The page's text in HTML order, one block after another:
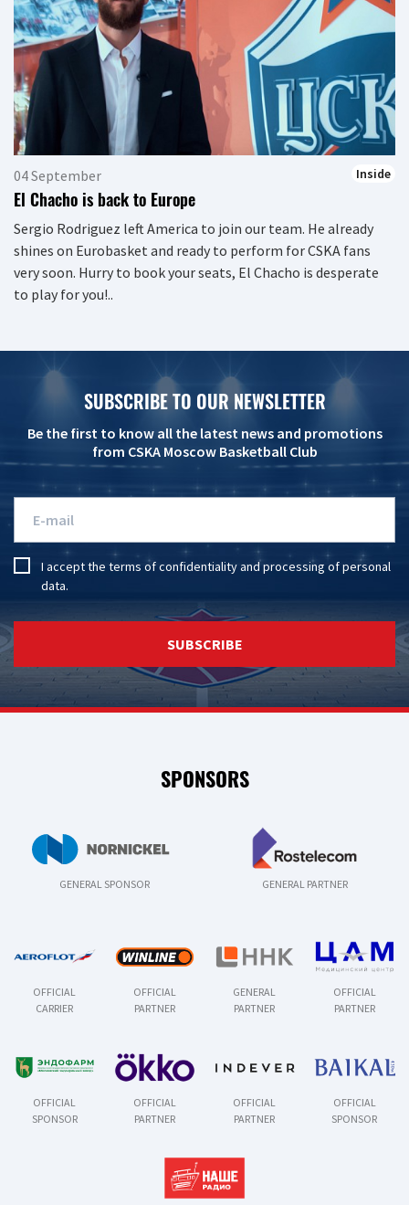
04 September Inside
El Chacho is back to Europe
Sergio Rodriguez left America to join our team. He already
shines on Eurobasket and ready to perform for CSKA fans
very soon. Hurry to book your seats, El Chacho is desperate
to play for you!..
SUBSCRIBE TO OUR NEWSLETTER
Be the first to know all the latest news and promotions
from CSKA Moscow Basketball Club
I accept the terms of confidentialityandprocessing of personal
data.
SUBSCRIBE
SPONSORS
GENERAL SPONSOR GENERAL PARTNER
OFFICIAL
CARRIER
OFFICIAL
PARTNER
GENERAL
PARTNER
OFFICIAL
PARTNER
OFFICIAL
SPONSOR
OFFICIAL
PARTNER
OFFICIAL
PARTNER
OFFICIAL
SPONSOR